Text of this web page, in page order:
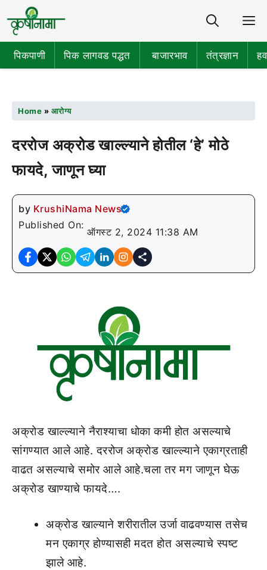
पिकपाणी पिक लागवड पद्धत बाजारभाव तंत्रज्ञान
Home » आरोग्य
दररोज अक्रोड खाल्ल्याने होतील ‘हे’ मोठे
फायदे, जाणून घ्या
by KrushiNama News
Published On:
ऑगस्ट 2, 2024 11:38 AM
अक्रोड खाल्ल्याने नैराश्याचा धोका कमी होत असल्याचे
सांगण्यात आले आहे. दररोज अक्रोड खाल्ल्याने एकाग्रताही
वाढत असल्याचे समोर आले आहे.चला तर मग जाणून घेऊ
अक्रोड खाण्याचे फायदे….
अक्रोड खाल्याने शरीरातील उर्जा वाढवण्यास तसेच
मन एकाग्र होण्यासही मदत होत असल्याचे स्पष्ट
झाले आहे.